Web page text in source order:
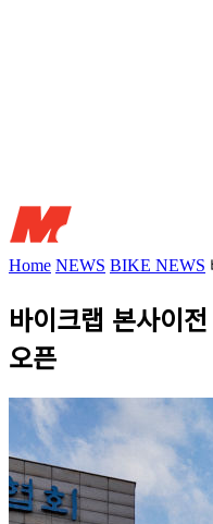
Home NEWS BIKE NEWS
바이크랩 본사이
오픈